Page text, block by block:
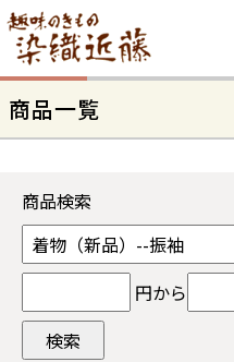
商品一覧
商品検索
円から